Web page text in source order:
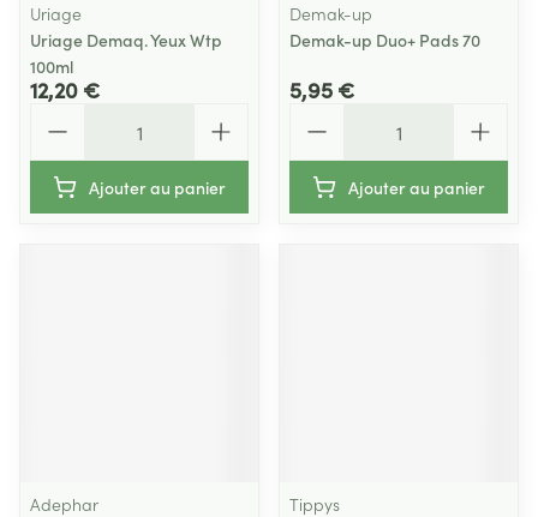
Uriage
Uriage Demaq. Yeux Wtp
100ml
12,20 €
Ajouter au panier
Demak-up
Demak-up Duo+ Pads 70
5,95 €
Ajouter au panier
Adephar
Tippys